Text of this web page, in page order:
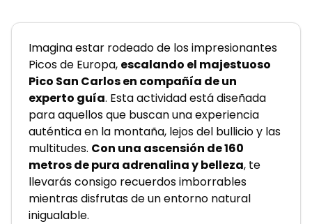
Imagina estar rodeado de los impresionantes
Picos de Europa, escalando el majestuoso
Pico San Carlos en compañía de un
experto guía. Esta actividad está diseñada
para aquellos que buscan una experiencia
auténtica en la montaña, lejos del bullicio y las
multitudes. Con una ascensión de 160
metros de pura adrenalina y belleza, te
llevarás consigo recuerdos imborrables
mientras disfrutas de un entorno natural
inigualable.